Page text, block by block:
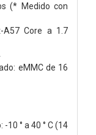
(* Medido con
A57 Core a 1.7
eMMC de 16
° a 40 ° C (14